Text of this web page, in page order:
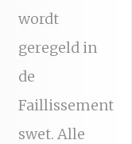
wordt
geregeld in
de
Faillissement
swet. Alle